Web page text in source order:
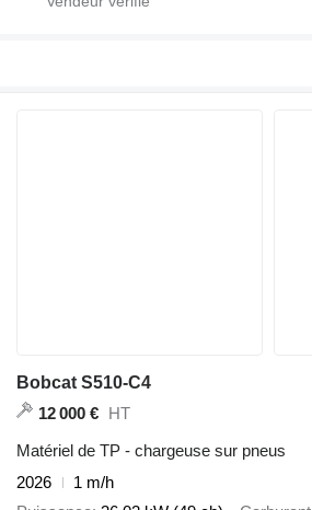
Bobcat S510-C4
12 000 € HT
Matériel de TP - chargeuse sur pneus
2026
1 m/h